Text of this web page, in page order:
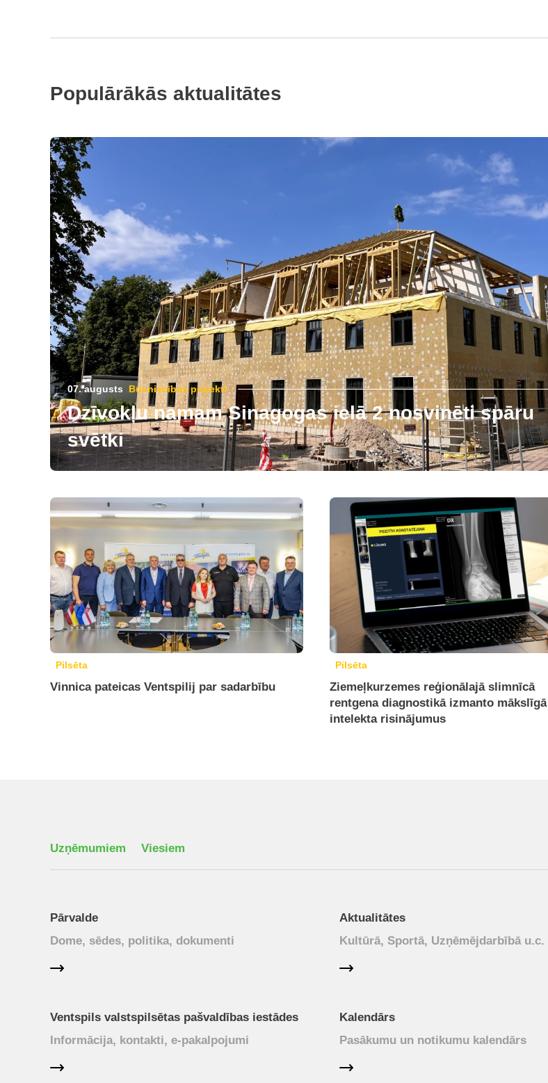
Populārākās aktualitātes
07. augusts Būvniecības projekti
Dzīvokļu namam Sinagogas ielā 2 nosvinēti spāru
svētki
Pilsēta
Vinnica pateicas Ventspilij par sadarbību
Pilsēta
Ziemeļkurzemes reģionālajā slimnīcā
rentgena diagnostikā izmanto mākslīgā
intelekta risinājumus
Uzņēmumiem Viesiem
Pārvalde
Dome, sēdes, politika, dokumenti
Aktualitātes
Kultūrā, Sportā, Uzņēmējdarbībā u.c.
Ventspils valstspilsētas pašvaldības iestādes
Informācija, kontakti, e-pakalpojumi
Kalendārs
Pasākumu un notikumu kalendārs